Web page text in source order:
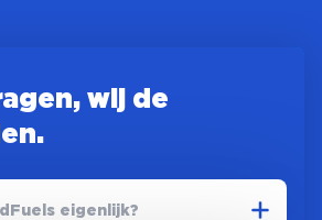
wij de
eigenlijk?